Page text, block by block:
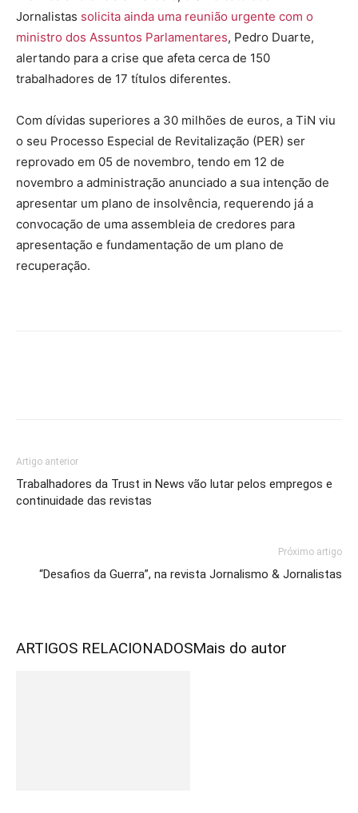
Jornalistas solicita ainda uma reunião urgente com o
ministro dos Assuntos Parlamentares, Pedro Duarte,
alertando para a crise que afeta cerca de 150
trabalhadores de 17 títulos diferentes.
Com dívidas superiores a 30 milhões de euros, a TiN viu
o seu Processo Especial de Revitalização (PER) ser
reprovado em 05 de novembro, tendo em 12 de
novembro a administração anunciado a sua intenção de
apresentar um plano de insolvência, requerendo já a
convocação de uma assembleia de credores para
apresentação e fundamentação de um plano de
recuperação.
Artigo anterior
Trabalhadores da Trust in News vão lutar pelos empregos e
continuidade das revistas
Próximo artigo
“Desafios da Guerra”, na revista Jornalismo & Jornalistas
ARTIGOS RELACIONADOSMais do autor